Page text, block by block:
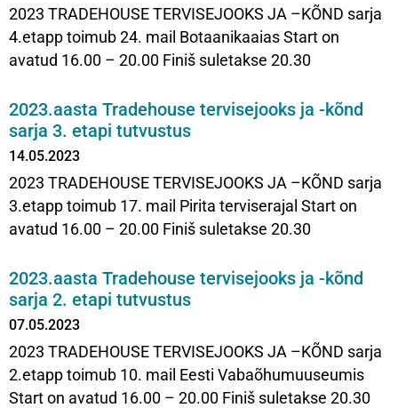
2023 TRADEHOUSE TERVISEJOOKS JA –KÕND sarja
4.etapp toimub 24. mail Botaanikaaias Start on
avatud 16.00 – 20.00 Finiš suletakse 20.30
2023.aasta Tradehouse tervisejooks ja -kõnd
sarja 3. etapi tutvustus
14.05.2023
2023 TRADEHOUSE TERVISEJOOKS JA –KÕND sarja
3.etapp toimub 17. mail Pirita terviserajal Start on
avatud 16.00 – 20.00 Finiš suletakse 20.30
2023.aasta Tradehouse tervisejooks ja -kõnd
sarja 2. etapi tutvustus
07.05.2023
2023 TRADEHOUSE TERVISEJOOKS JA –KÕND sarja
2.etapp toimub 10. mail Eesti Vabaõhumuuseumis
Start on avatud 16.00 – 20.00 Finiš suletakse 20.30